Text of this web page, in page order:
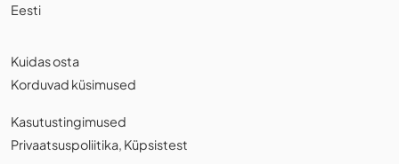
Eesti
Kuidas osta
Korduvad küsimused
Kasutustingimused
Privaatsuspoliitika, Küpsistest